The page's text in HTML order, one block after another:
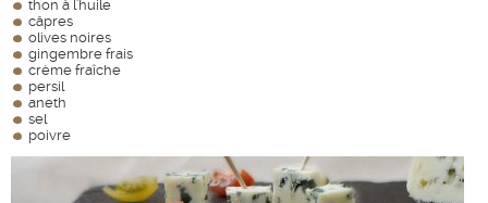
thon à l'huile
câpres
olives noires
gingembre frais
crème fraîche
persil
aneth
sel
poivre